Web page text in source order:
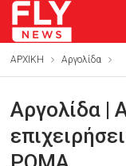
ΑΡΧΙΚΗ Αργολίδα
Αργολίδα |